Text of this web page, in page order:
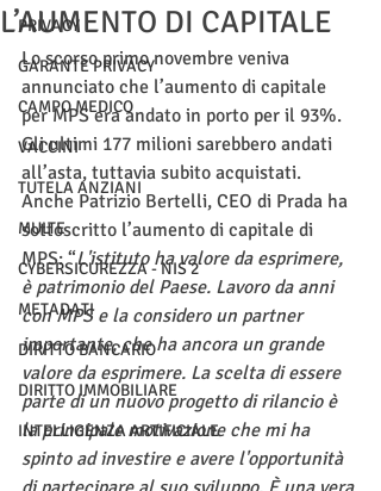
PRIVACY
GARANTE PRIVACY
CAMPO MEDICO
VACCINI
TUTELA ANZIANI
MULTE
CYBERSICUREZZA - NIS 2
METADATI
DIRITTO BANCARIO
DIRITTO IMMOBILIARE
INTELLIGENZA ARTIFICIALE
L’AUMENTO DI CAPITALE
Lo scorso primo novembre veniva
annunciato che l’aumento di capitale
per MPS era andato in porto per il 93%.
Gli ultimi 177 milioni sarebbero andati
all’asta, tuttavia subito acquistati.
Anche Patrizio Bertelli, CEO di Prada ha
sottoscritto l’aumento di capitale di
MPS: “L'istituto ha valore da esprimere,
è patrimonio del Paese. Lavoro da anni
con MPS e la considero un partner
importante, che ha ancora un grande
valore da esprimere. La scelta di essere
parte di un nuovo progetto di rilancio è
la principale motivazione che mi ha
spinto ad investire e avere l'opportunità